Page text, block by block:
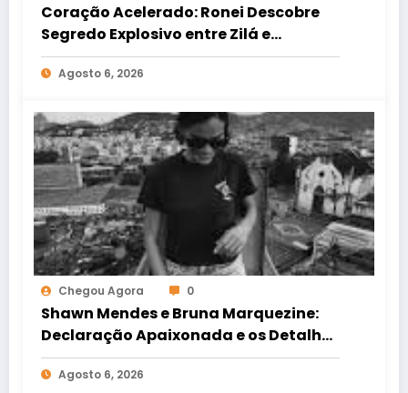
Coração Acelerado: Ronei Descobre
Segredo Explosivo entre Zilá e
Verônica!
Agosto 6, 2026
Chegou Agora 0
Shawn Mendes e Bruna Marquezine:
Declaração Apaixonada e os Detalhes
do Romance Internacional
Agosto 6, 2026